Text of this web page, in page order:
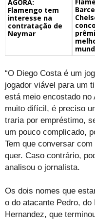
AGORA:
Flamengo tem
interesse na
contratação de
Neymar
“O Diego Costa é um
jogador viável para um
está meio encostado
muito difícil, é preciso
traria por empréstimo,
um pouco complicado,
Tem que conversar
quer. Caso contrário,
analisou o jornalista.
Os dois nomes que
o do atacante Pedro, do
Hernandez, que